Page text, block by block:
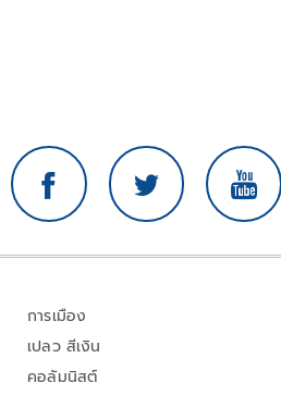
การเมือง
เปลว สีเงิน
คอลัมนิสต์